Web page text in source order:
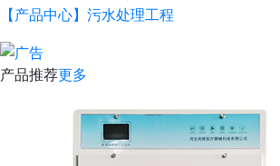
【产品中心】污水处理工程
产品推荐更多